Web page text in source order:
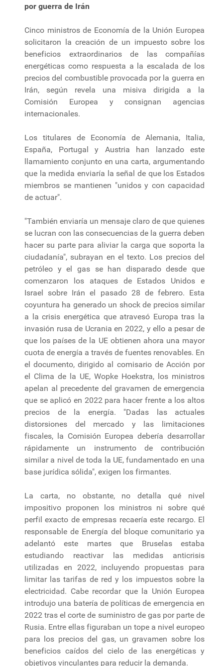
por guerra de Irán
Cinco ministros de Economía de la Unión Europea
solicitaron la creación de un impuesto sobre los
beneficios extraordinarios de las compañías
energéticas como respuesta a la escalada de los
precios del combustible provocada por la guerra en
Irán, según revela una misiva dirigida a la
Comisión Europea y consignan agencias
internacionales.
Los titulares de Economía de Alemania, Italia,
España, Portugal y Austria han lanzado este
llamamiento conjunto en una carta, argumentando
que la medida enviaría la señal de que los Estados
miembros se mantienen "unidos y con capacidad
de actuar".
"También enviaría un mensaje claro de que quienes
se lucran con las consecuencias de la guerra deben
hacer su parte para aliviar la carga que soporta la
ciudadanía", subrayan en el texto. Los precios del
petróleo y el gas se han disparado desde que
comenzaron los ataques de Estados Unidos e
Israel sobre Irán el pasado 28 de febrero. Esta
coyuntura ha generado un shock de precios similar
a la crisis energética que atravesó Europa tras la
invasión rusa de Ucrania en 2022, y ello a pesar de
que los países de la UE obtienen ahora una mayor
cuota de energía a través de fuentes renovables. En
el documento, dirigido al comisario de Acción por
el Clima de la UE, Wopke Hoekstra, los ministros
apelan al precedente del gravamen de emergencia
que se aplicó en 2022 para hacer frente a los altos
precios de la energía. "Dadas las actuales
distorsiones del mercado y las limitaciones
fiscales, la Comisión Europea debería desarrollar
rápidamente un instrumento de contribución
similar a nivel de toda la UE, fundamentado en una
base jurídica sólida", exigen los firmantes.
La carta, no obstante, no detalla qué nivel
impositivo proponen los ministros ni sobre qué
perfil exacto de empresas recaería este recargo. El
responsable de Energía del bloque comunitario ya
adelantó este martes que Bruselas estaba
estudiando reactivar las medidas anticrisis
utilizadas en 2022, incluyendo propuestas para
limitar las tarifas de red y los impuestos sobre la
electricidad. Cabe recordar que la Unión Europea
introdujo una batería de políticas de emergencia en
2022 tras el corte de suministro de gas por parte de
Rusia. Entre ellas figuraban un tope a nivel europeo
para los precios del gas, un gravamen sobre los
beneficios caídos del cielo de las energéticas y
objetivos vinculantes para reducir la demanda.